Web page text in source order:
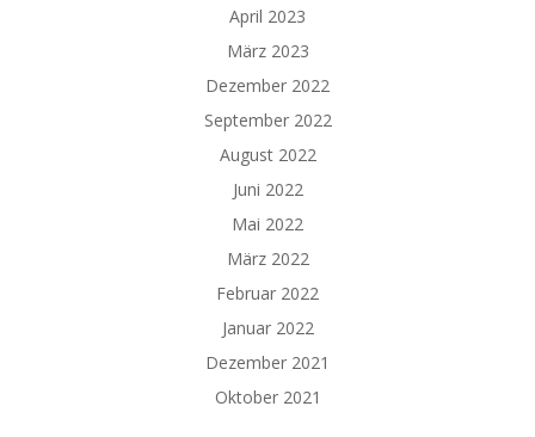
April 2023
März 2023
Dezember 2022
September 2022
August 2022
Juni 2022
Mai 2022
März 2022
Februar 2022
Januar 2022
Dezember 2021
Oktober 2021